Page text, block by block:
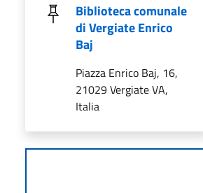
Biblioteca comunale
di Vergiate Enrico
Baj
Piazza Enrico Baj, 16,
21029 Vergiate VA,
Italia